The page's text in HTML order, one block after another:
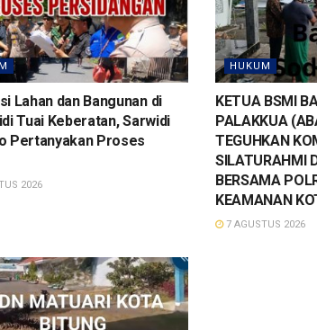
Lahan dan Bangunan di
Tuai Keberatan, Sarwidi
Pertanyakan Proses
2026
HUKUM
KETUA BSMI
PALAKKUA
TEGUHKAN
SILATURAHMI
BERSAMA
KEAMANAN
7 AGUSTUS 2026